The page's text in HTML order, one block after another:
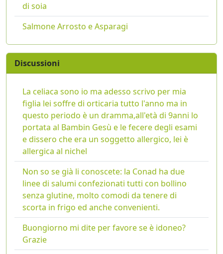
di soia
Salmone Arrosto e Asparagi
Discussioni
La celiaca sono io ma adesso scrivo per mia
figlia lei soffre di orticaria tutto l'anno ma in
questo periodo è un dramma,all'età di 9anni lo
portata al Bambin Gesù e le fecere degli esami
e dissero che era un soggetto allergico, lei è
allergica al nichel
Non so se già li conoscete: la Conad ha due
linee di salumi confezionati tutti con bollino
senza glutine, molto comodi da tenere di
scorta in frigo ed anche convenienti.
Buongiorno mi dite per favore se è idoneo?
Grazie